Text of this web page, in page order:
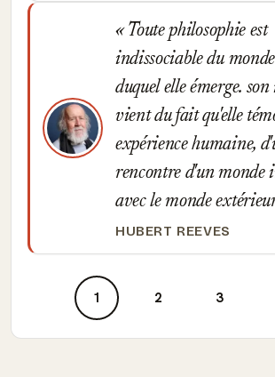
Toute philosophie est
indissociable du
duquel elle émerge.
vient du fait qu'elle
expérience humaine,
rencontre d'un monde
avec le monde
HUBERT REEVES
1 2 3